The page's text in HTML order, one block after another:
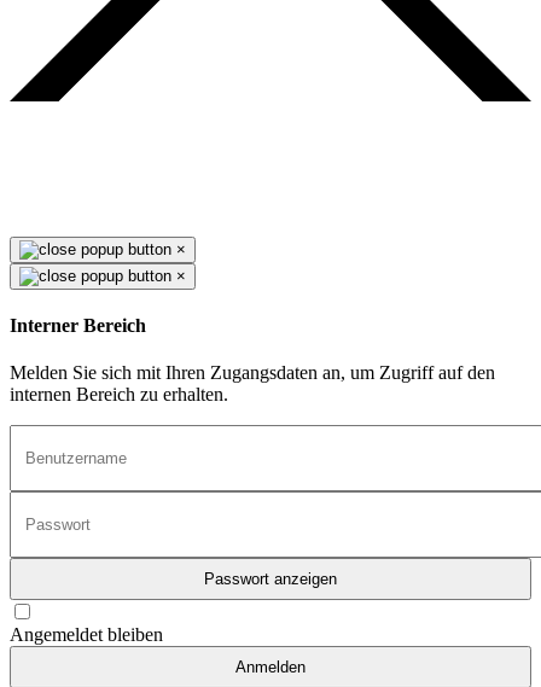
×
×
Interner Bereich
Melden Sie sich mit Ihren Zugangsdaten an, um Zugriff auf den
internen Bereich zu erhalten.
Passwort anzeigen
Angemeldet bleiben
Anmelden